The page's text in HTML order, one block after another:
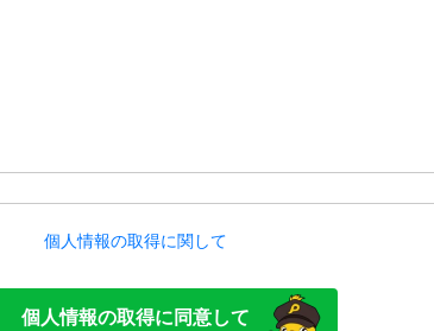
個人情報の取得に関して
個人情報の取得に同意して